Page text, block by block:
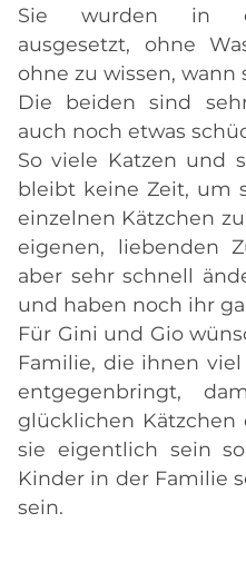
Sie wurden in
ausgesetzt, ohne
ohne zu wissen,
Die beiden sind
auch noch etwas
So viele Katzen und
bleibt keine Zeit, um
einzelnen Kätzchen
eigenen, liebenden
aber sehr schnell
und haben noch ihr
Für Gini und Gio
Familie, die ihnen
entgegenbringt,
glücklichen
sie eigentlich sein
Kinder in der Familie
sein.